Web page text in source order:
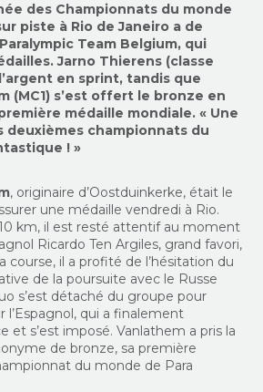
des Championnats du monde
piste à Rio de Janeiro a de
Team Belgium, qui
Jarno Thierens (classe
en sprint, tandis que
(MC1) s’est offert le bronze en
médaille mondiale. « Une
deuxièmes championnats du
! »
, originaire d’Oostduinkerke, était le
une médaille vendredi à Rio.
km, il est resté attentif au moment
Ricardo Ten Argiles, grand favori,
course, il a profité de l’hésitation du
de la poursuite avec le Russe
s’est détaché du groupe pour
l’Espagnol, qui a finalement
et s’est imposé. Vanlathem a pris la
de bronze, sa première
du monde de Para